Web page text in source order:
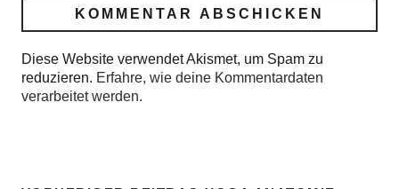
Diese Website verwendet Akismet, um Spam zu
reduzieren. Erfahre, wie deine Kommentardaten
verarbeitet werden.